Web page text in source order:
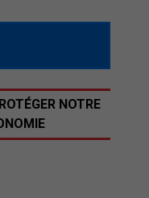
NOTRE